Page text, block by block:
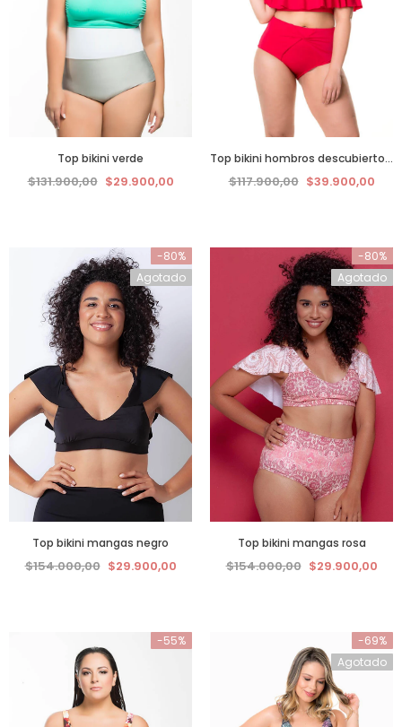
Top bikini verde
$131.900,00 $29.900,00
Top bikini hombros descubiertos rojo
$117.900,00 $39.900,00
-80%
Agotado
Top bikini mangas negro
$154.000,00 $29.900,00
-80%
Agotado
Top bikini mangas rosa
$154.000,00 $29.900,00
-55%
-69%
Agotado